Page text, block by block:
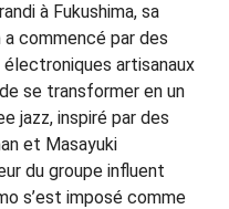
à Fukushima, sa
commencé par des
artisanaux
se transformer en un
jazz, inspiré par des
et Masayuki
du groupe influent
s’est imposé comme